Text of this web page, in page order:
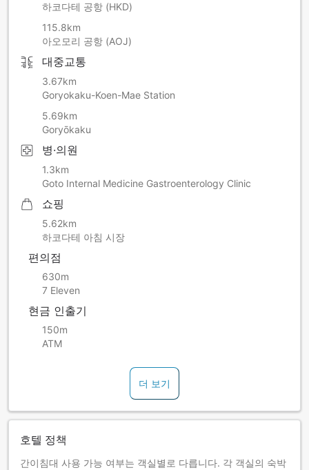
하코다테 공항 (HKD)
115.8km
아오모리 공항 (AOJ)
대중교통
3.67km
Goryokaku-Koen-Mae Station
5.69km
Goryōkaku
병·의원
1.3km
Goto Internal Medicine Gastroenterology Clinic
쇼핑
5.62km
하코다테 아침 시장
편의점
630m
7 Eleven
현금 인출기
150m
ATM
더 보기
호텔 정책
간이침대 사용 가능 여부는 객실별로 다릅니다. 각 객실의 숙박